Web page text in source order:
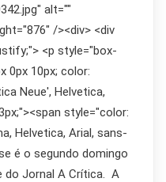
alt=""
/><div> <div
<p style="box-
0px 10px; color:
Neue', Helvetica,
style="color:
Helvetica, Arial, sans-
é o segundo domingo
do Jornal A Crítica. A